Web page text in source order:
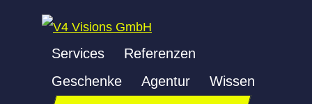
Services
Referenzen
Geschenke
Agentur Wissen
GOOGLE ADWORDS